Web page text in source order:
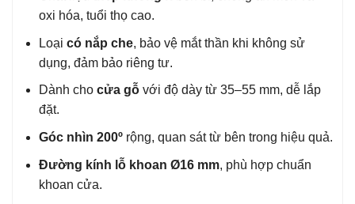
oxi hóa, tuổi thọ cao.
Loại có nắp che, bảo vệ mắt thần khi không sử
dụng, đảm bảo riêng tư.
Dành cho cửa gỗvới độ dày từ 35–55 mm, dễ lắp
đặt.
Góc nhìn 200ºrộng, quan sát từ bên trong hiệu quả.
Đường kính lỗ khoan Ø16 mm, phù hợp chuẩn
khoan cửa.